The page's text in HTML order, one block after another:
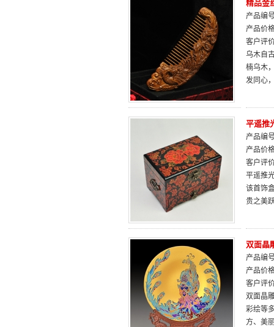
精品金
产品编
产品价
客户评
乌木自
楠乌木
发同心
平遥推
产品编
产品价
客户评
平遥推
该首饰
贵之美
双面晶
产品编
产品价
客户评
双面晶
彩绘等
方、美